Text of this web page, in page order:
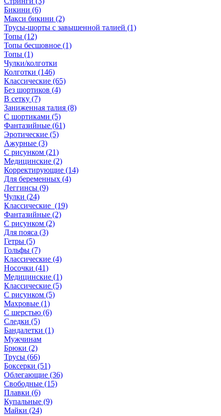
Бикини (6)
Макси бикини (2)
Трусы-шорты с завышенной талией (1)
Топы (12)
Топы бесшовное (1)
Топы (1)
Чулки/колготки
Колготки (146)
Классические (65)
Без шортиков (4)
В сетку (7)
Заниженная талия (8)
C шортиками (5)
Фантазийные (61)
Эротические (5)
Ажурные (3)
С рисунком (21)
Медицинские (2)
Корректирующие (14)
Для беременных (4)
Леггинсы (9)
Чулки (24)
Классические (19)
Фантазийные (2)
С рисунком (2)
Для пояса (3)
Гетры (5)
Гольфы (7)
Классические (4)
Носочки (41)
Медицинские (1)
Классические (5)
С рисунком (5)
Махровые (1)
С шерстью (6)
Следки (5)
Бандалетки (1)
Мужчинам
Брюки (2)
Трусы (66)
Боксерки (51)
Облегающие (36)
Свободные (15)
Плавки (6)
Купальные (9)
Майки (24)